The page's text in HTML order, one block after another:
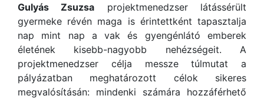
Gulyás Zsuzsa projektmenedzser látássérült
gyermeke révén maga is érintettként tapasztalja
nap mint nap a vak és gyengénlátó emberek
életének kisebb-nagyobb nehézségeit. A
projektmenedzser célja messze túlmutat a
pályázatban meghatározott célok sikeres
megvalósításán: mindenki számára hozzáférhető